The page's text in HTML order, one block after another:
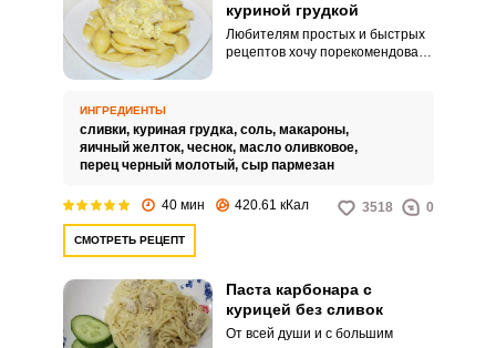
куриной грудкой
Любителям простых и быстрых
рецептов хочу порекомендовать
и сытной.
ИНГРЕДИЕНТЫ
сливки, куриная грудка, соль, макароны,
яичный желток, чеснок, масло оливковое,
перец черный молотый, сыр пармезан
40 мин 420.61 кКал 3518 0
СМОТРЕТЬ РЕЦЕПТ
Паста карбонара с
курицей без сливок
От всей души и с большим